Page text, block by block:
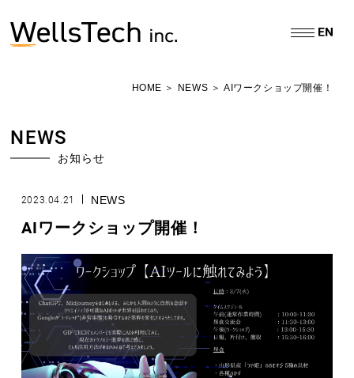
HOME ＞ NEWS ＞ AIワークショップ開催！
NEWS
お知らせ
2023.04.21 NEWS
AIワークショップ開催！